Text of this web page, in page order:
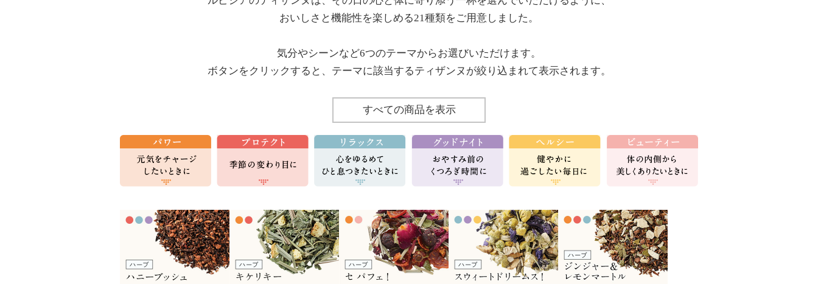
おいしさと機能性を楽しめる21種類をご用意しました。
気分やシーンなど6つのテーマからお選びいただけます。
ボタンをクリックすると、テーマに該当するティザンヌが絞り込まれて表示されます。
すべての商品を表示